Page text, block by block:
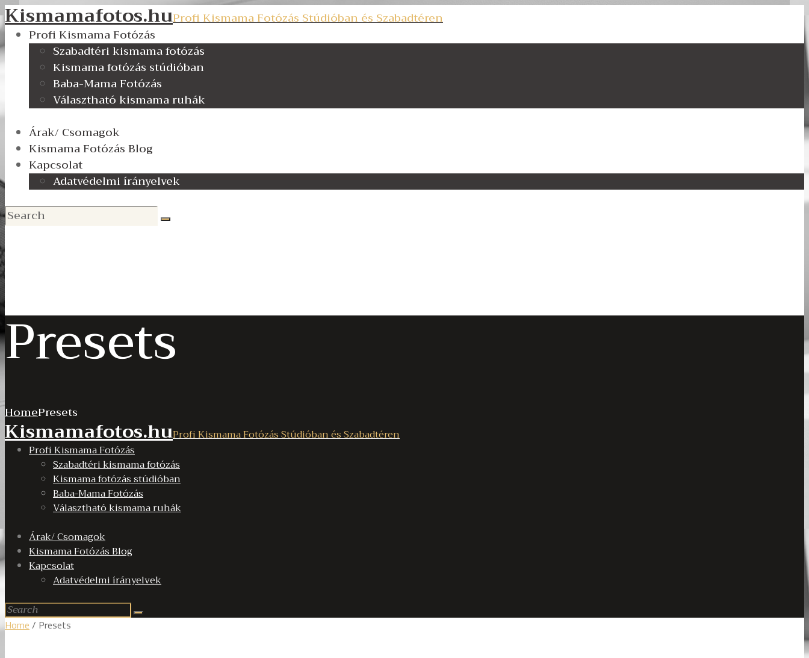
Kismamafotos.huProfi Kismama Fotózás Stúdióban és Szabadtéren
Profi Kismama Fotózás
Szabadtéri kismama fotózás
Kismama fotózás stúdióban
Baba-Mama Fotózás
Választható kismama ruhák
Árak/ Csomagok
Kismama Fotózás Blog
Kapcsolat
Adatvédelmi írányelvek
Presets
HomePresets
Kismamafotos.huProfi Kismama Fotózás Stúdióban és Szabadtéren
Profi Kismama Fotózás
Szabadtéri kismama fotózás
Kismama fotózás stúdióban
Baba-Mama Fotózás
Választható kismama ruhák
Árak/ Csomagok
Kismama Fotózás Blog
Kapcsolat
Adatvédelmi írányelvek
Home / Presets